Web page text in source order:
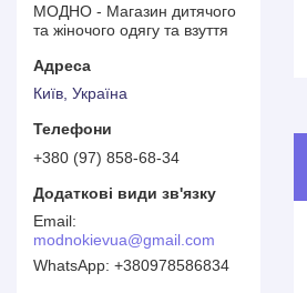
МОДНО - Магазин дитячого
та жіночого одягу та взуття
Київ, Україна
+380 (97) 858-68-34
modnokievua@gmail.com
+380978586834